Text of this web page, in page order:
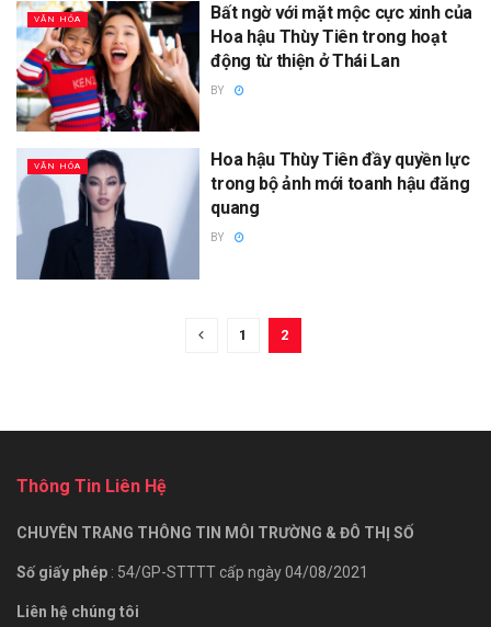
VĂN HÓA
Bất ngờ với mặt mộc cực xinh của
Hoa hậu Thùy Tiên trong hoạt
động từ thiện ở Thái Lan
BY
VĂN HÓA
Hoa hậu Thùy Tiên đầy quyền lực
trong bộ ảnh mới toanh hậu đăng
quang
BY
1 2
Thông Tin Liên Hệ
CHUYÊN TRANG THÔNG TIN MÔI TRƯỜNG & ĐÔ THỊ SỐ
Số giấy phép : 54/GP-STTTT cấp ngày 04/08/2021
Liên hệ chúng tôi